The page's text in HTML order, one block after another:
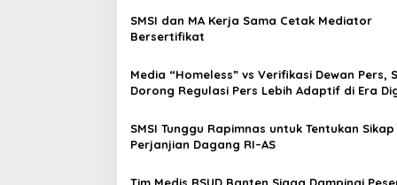
a
s
i
p
s
SMSI dan MA Kerja Sama Cetak Mediator
Bersertifikat
Media “Homeless” vs Verifikasi Dewan Pers,
Dorong Regulasi Pers Lebih Adaptif di Era
SMSI Tunggu Rapimnas untuk Tentukan
Perjanjian Dagang RI–AS
Tim Medis RSUD Banten Siaga Dampingi